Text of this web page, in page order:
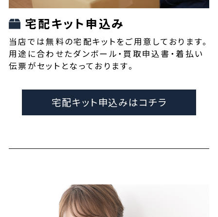
宅配キット申込み
当店では無料の宅配キットをご用意しております。
用途に合わせたダンボール・買取申込書・着払い
伝票がセットとなっております。
宅配キット申込みはコチラ